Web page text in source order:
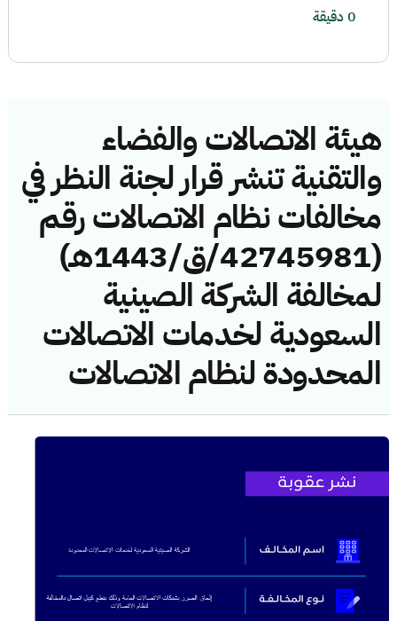
هيئة الاتصالات والفضاء
والتقنية تنشر قرار لجنة النظر في
مخالفات نظام الاتصالات رقم
(42745981/ق/1443هـ)
لمخالفة الشركة الصينية
السعودية لخدمات الاتصالات
المحدودة لنظام الاتصالات
0 دقيقة